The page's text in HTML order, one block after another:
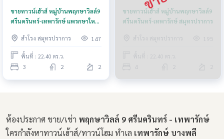
ขายทาวน์เฮ้าส์ หมู่บ้านพฤกษาวิลล์9
ศรีนครินทร์-เทพารักษ์ แพรกษาใหม่
สำโรง สมุทรปราการ
147
พื้นที่ : 22.40 ตร.ว.
3 2 2
ขายทาวน์เฮ้าส์ หมู่บ้านพฤกษาวิลล์9
ศรีนครินทร์-เทพารักษ์ สมุทรปราการ
สำโรง สมุทรปราการ 195
พื้นที่ : 22.40 ตร.ว.
4
ห้องประกาศ ขาย/เช่า พฤกษาวิลล์ 9 ศรีนครินทร์ - เทพารักษ์
ใครกำลังหาทาวน์เฮ้าส์/ทาวน์โฮม ทำเล เทพารักษ์ บางพลี